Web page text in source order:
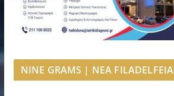
NINE GRAMS | NEA FILADELFEIA